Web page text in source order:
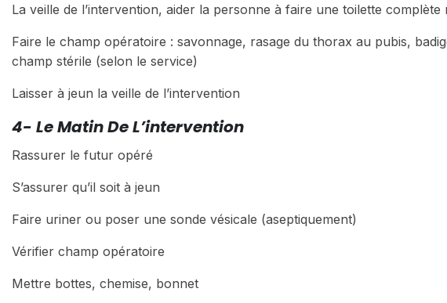
La veille de l’intervention, aider la personne à faire une toilette complète
Faire le champ opératoire : savonnage, rasage du thorax au pubis,
champ stérile (selon le service)
Laisser à jeun la veille de l’intervention
4- Le Matin De L’intervention
Rassurer le futur opéré
S’assurer qu’il soit à jeun
Faire uriner ou poser une sonde vésicale (aseptiquement)
Vérifier champ opératoire
Mettre bottes, chemise, bonnet